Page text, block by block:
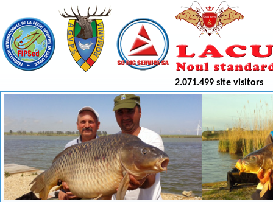
2.071.499 site visitors